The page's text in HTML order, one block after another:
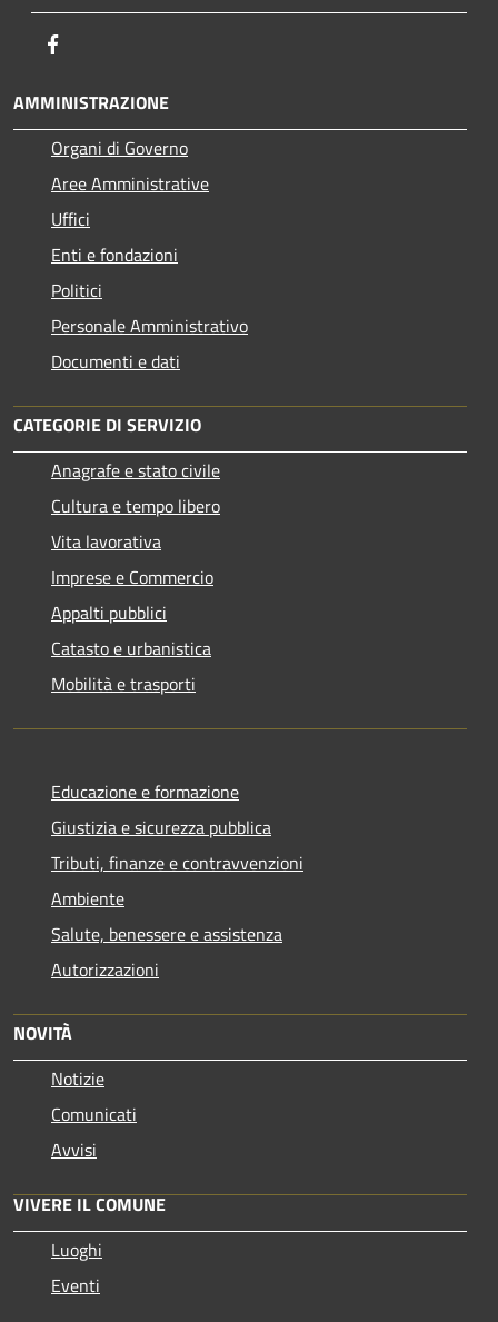
AMMINISTRAZIONE
Organi di Governo
Aree Amministrative
Uffici
Enti e fondazioni
Politici
Personale Amministrativo
Documenti e dati
CATEGORIE DI SERVIZIO
Anagrafe e stato civile
Cultura e tempo libero
Vita lavorativa
Imprese e Commercio
Appalti pubblici
Catasto e urbanistica
Mobilità e trasporti
Educazione e formazione
Giustizia e sicurezza pubblica
Tributi, finanze e contravvenzioni
Ambiente
Salute, benessere e assistenza
Autorizzazioni
NOVITÀ
Notizie
Comunicati
Avvisi
VIVERE IL COMUNE
Luoghi
Eventi